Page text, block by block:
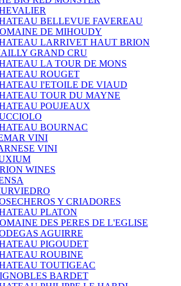
BELLEVUE FAVEREAU
DE MIHOUDY
LARRIVET HAUT BRION
GRAND CRU
LA TOUR DE MONS
ROUGET
I'ETOILE DE VIAUD
TOUR DU MAYNE
POUJEAUX
BOURNAC
VINI
VINI
WINES
Y CRIADORES
PLATON
DES PERES DE L'EGLISE
AGUIRRE
PIGOUDET
ROUBINE
TOUTIGEAC
BARDET